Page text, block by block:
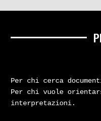
Per chi cerca
Per chi vuole
interpretazioni.